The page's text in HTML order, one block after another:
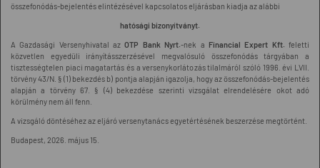
összefonódás-bejelentés elintézésével kapcsolatos eljárásban kiadja az alábbi
hatósági bizonyítványt.
A Gazdasági Versenyhivatal azOTP Bank Nyrt.-nek a Financial Expert Kft. feletti
közvetlen egyedüli irányításszerzésével megvalósuló összefonódás tárgyában a
tisztességtelen piaci magatartás és a versenykorlátozás tilalmáról szóló 1996. évi LVII.
törvény 43/N. § (1) bekezdés b) pontja alapján igazolja, hogy az összefonódás-bejelentés
alapján a törvény 67. § (4) bekezdése szerinti vizsgálat elrendelésére okot adó
körülmény nem áll fenn.
A vizsgáló döntéséhez az eljáró versenytanács egyetértésének beszerzése megtörtént.
Budapest, 2026. május 15.